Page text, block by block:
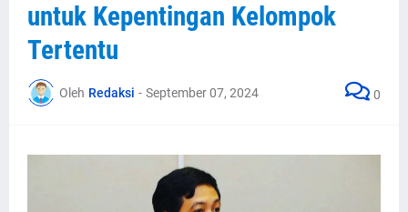
untuk Kepentingan Kelompok
Tertentu
Oleh Redaksi - September 07, 2024 0